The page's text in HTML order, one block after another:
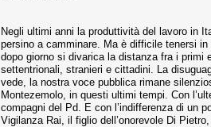
Negli ultimi anni la produttività del lavoro in
persino a camminare. Ma è difficile tenersi
dopo giorno si divarica la distanza fra i
settentrionali, stranieri e cittadini. La
vede, la nostra voce pubblica rimane
Montezemolo, in questi ultimi tempi. Con
compagni del Pd. E con l’indifferenza di un
Vigilanza Rai, il figlio dell’onorevole Di